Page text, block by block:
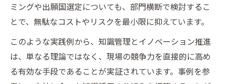
ミングや出願国選定についても、部門横断で検討するこ
とで、無駄なコストやリスクを最小限に抑えています。
このような実践例から、知識管理とイノベーション推進
は、単なる理論ではなく、現場の競争力を直接的に高め
る有効な手段であることが実証されています。事例を参